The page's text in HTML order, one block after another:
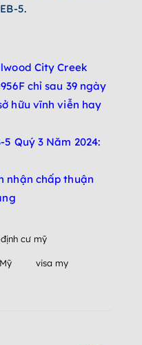
5.
City Creek
chỉ sau 39 ngày
hữu vĩnh viễn hay
Quý 3 Năm 2024:
nhận chấp thuận
cư mỹ
visa my